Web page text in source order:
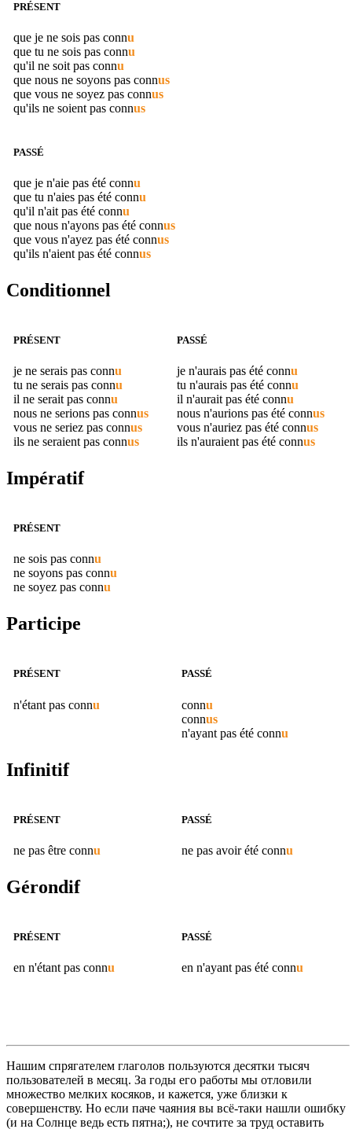
PRÉSENT
que je ne sois pas connu
que tu ne sois pas connu
qu'il ne soit pas connu
que nous ne soyons pas connus
que vous ne soyez pas connus
qu'ils ne soient pas connus
PASSÉ
que je n'aie pas été connu
que tu n'aies pas été connu
qu'il n'ait pas été connu
que nous n'ayons pas été connus
que vous n'ayez pas été connus
qu'ils n'aient pas été connus
Conditionnel
PRÉSENT
je ne serais pas connu
tu ne serais pas connu
il ne serait pas connu
nous ne serions pas connus
vous ne seriez pas connus
ils ne seraient pas connus
PASSÉ
je n'aurais pas été connu
tu n'aurais pas été connu
il n'aurait pas été connu
nous n'aurions pas été connus
vous n'auriez pas été connus
ils n'auraient pas été connus
Impératif
PRÉSENT
ne sois pas connu
ne soyons pas connu
ne soyez pas connu
Participe
PRÉSENT
n'étant pas connu
PASSÉ
connu
connus
n'ayant pas été connu
Infinitif
PRÉSENT
ne pas être connu
PASSÉ
ne pas avoir été connu
Gérondif
PRÉSENT
en n'étant pas connu
PASSÉ
en n'ayant pas été connu
Нашим спрягателем глаголов пользуются десятки тысяч
пользователей в месяц. За годы его работы мы отловили
множество мелких косяков, и кажется, уже близки к
совершенству. Но если паче чаяния вы всё-таки нашли ошибку
(и на Солнце ведь есть пятна;), не сочтите за труд оставить